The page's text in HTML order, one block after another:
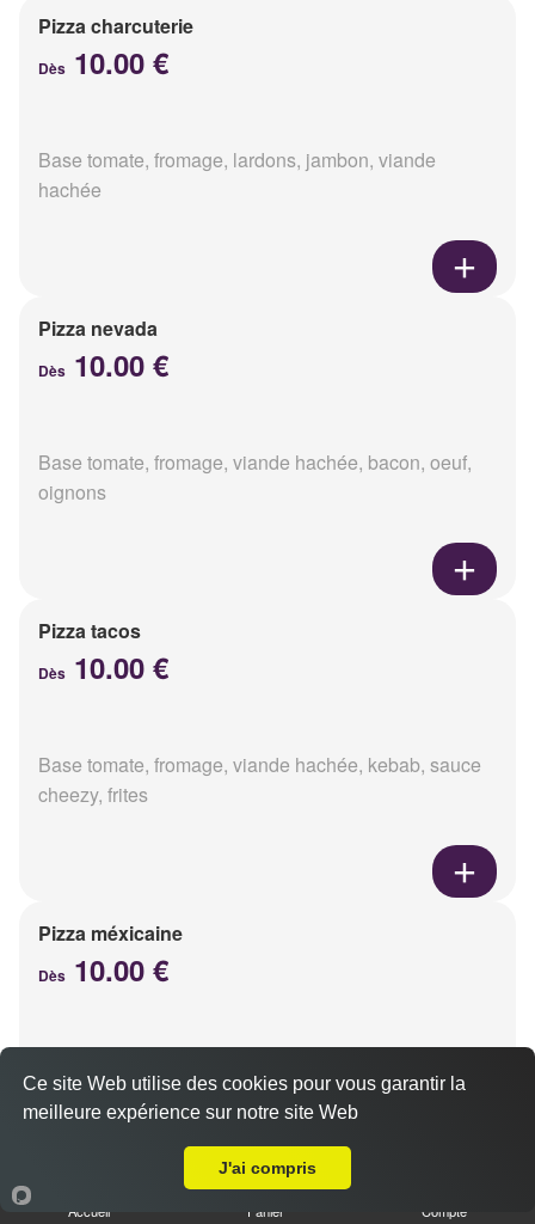
Pizza charcuterie
Dès 10.00 €
Base tomate, fromage, lardons, jambon, viande
hachée
Pizza nevada
Dès 10.00 €
Base tomate, fromage, viande hachée, bacon, oeuf,
oignons
Pizza tacos
Dès 10.00 €
Base tomate, fromage, viande hachée, kebab, sauce
cheezy, frites
Pizza méxicaine
Dès 10.00 €
chorizo, poivrons
Accueil Panier Compte
Ce site Web utilise des cookies pour vous garantir la
meilleure expérience sur notre site Web
J'ai compris